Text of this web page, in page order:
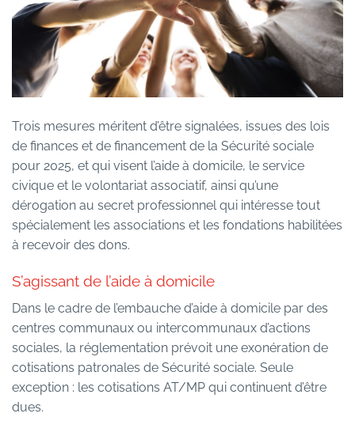
Trois mesures méritent d’être signalées, issues des lois
de finances et de financement de la Sécurité sociale
pour 2025, et qui visent l’aide à domicile, le service
civique et le volontariat associatif, ainsi qu’une
dérogation au secret professionnel qui intéresse tout
spécialement les associations et les fondations habilitées
à recevoir des dons.
S’agissant de l’aide à domicile
Dans le cadre de l’embauche d’aide à domicile par des
centres communaux ou intercommunaux d’actions
sociales, la réglementation prévoit une exonération de
cotisations patronales de Sécurité sociale. Seule
exception : les cotisations AT/MP qui continuent d’être
dues.